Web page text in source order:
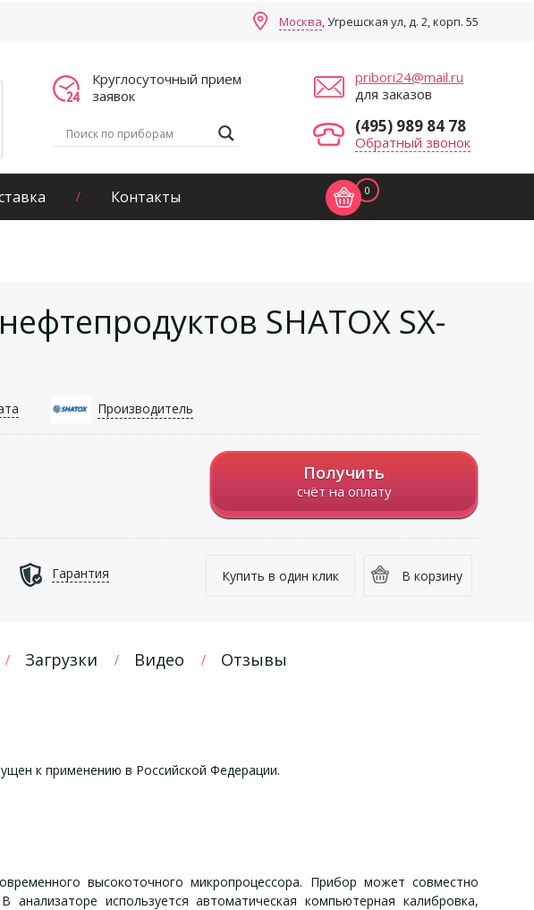
Москва, Угрешская ул, д. 2, корп. 55
Круглосуточный прием
заявок
pribori24@mail.ru
для заказов
(495) 989 84 78
Обратный звонок
Контакты 0
SHATOX SX-
Производитель
Получить
счёт на оплату
В корзину
Купить в один клик
Гарантия
Загрузки Видео Отзывы
к применению в Российской Федерации.
высокоточного микропроцессора. Прибор может совместно
используется автоматическая компьютерная калибровка,